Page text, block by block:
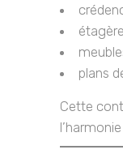
plans
Cette